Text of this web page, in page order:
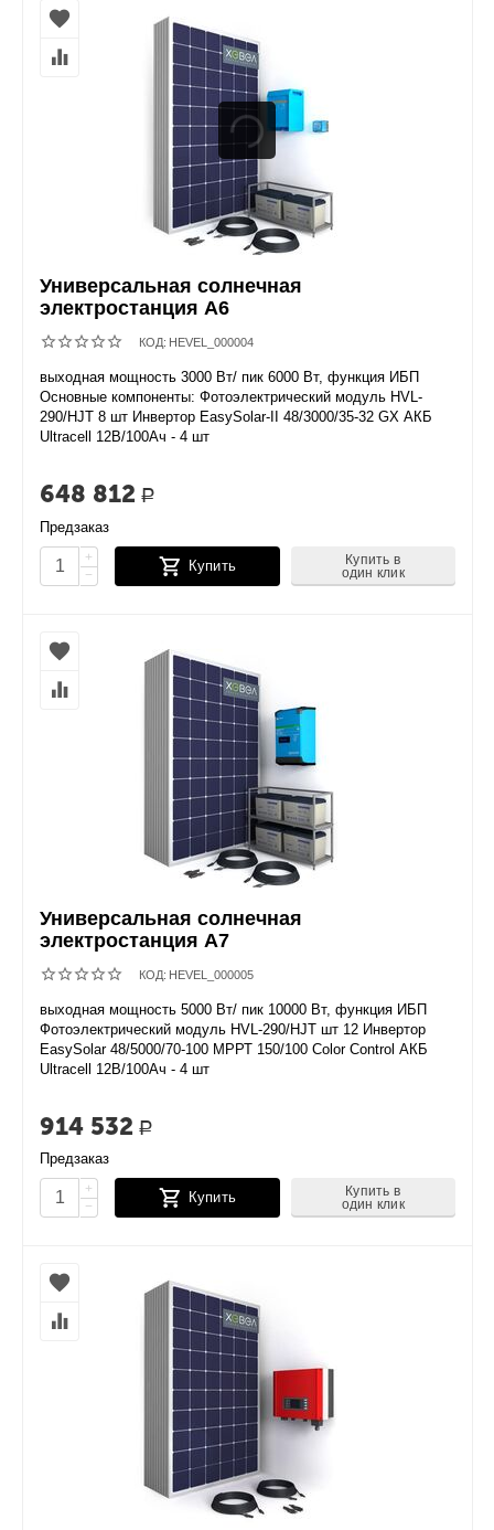
Универсальная солнечная
электростанция А6
КОД: HEVEL_000004
выходная мощность 3000 Вт/ пик 6000 Вт, функция ИБП
Основные компоненты: Фотоэлектрический модуль HVL-
290/HJT 8 шт Инвертор EasySolar-II 48/3000/35-32 GX АКБ
Ultracell 12В/100Ач - 4 шт
648 812 Р
Предзаказ
+
−
Купить
Купить в
один клик
Универсальная солнечная
электростанция А7
КОД: HEVEL_000005
выходная мощность 5000 Вт/ пик 10000 Вт, функция ИБП
Фотоэлектрический модуль HVL-290/HJT шт 12 Инвертор
EasySolar 48/5000/70-100 МРРТ 150/100 Color Control АКБ
Ultracell 12В/100Ач - 4 шт
914 532 Р
Предзаказ
+
−
Купить
Купить в
один клик